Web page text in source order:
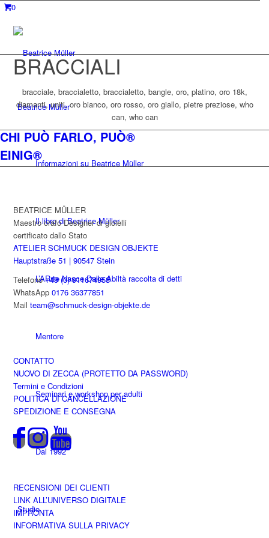
0
Beatrice Müller
Informazioni su Beatrice Müller
Il libro di Beatrice Müller
L’ARrte Nasce Dalle Abiltà raccolta di detti
Mentore
Seminari e workshop per adulti
Dal 1992
Studio
BRACCIALI
bracciale, braccialetto, braccialetto, bangle, oro, platino, oro 18k,
diamanti, uniti, oro bianco, oro rosso, oro giallo, pietre preziose, who
can, who can
CHI PUÒ FARLO, PUÒ®
EINIG®
BEATRICE MÜLLER
Maestro orafo Designer di gioielli
certificato dallo Stato
ATELIER SCHMUCK DESIGN OBJEKTE
Hauptstraße 51 | 90547 Stein
Telefono+49 (0) 911674958
WhatsApp0176 36377851
Mailteam@schmuck-design-objekte.de
CONTATTO
NUOVO DI ZECCA (PROTETTO DA PASSWORD)
Termini e Condizioni
POLITICA DI CANCELLAZIONE
SPEDIZIONE E CONSEGNA
RECENSIONI DEI CLIENTI
LINK ALL’UNIVERSO DIGITALE
IMPRONTA
INFORMATIVA SULLA PRIVACY